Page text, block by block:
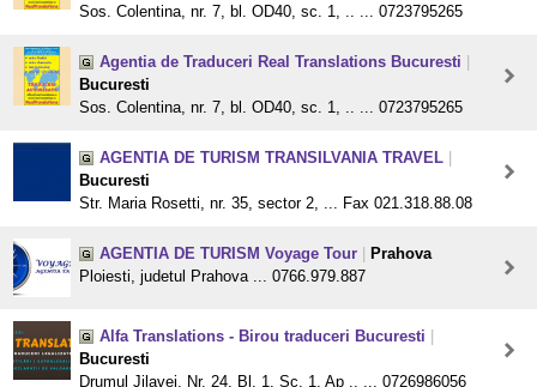
Sos. Colentina, nr. 7, bl. OD40, sc. 1, .. ... 0723795265
Agentia de Traduceri Real Translations Bucuresti
Bucuresti
Sos. Colentina, nr. 7, bl. OD40, sc. 1, .. ... 0723795265
AGENTIA DE TURISM TRANSILVANIA TRAVEL
Bucuresti
Str. Maria Rosetti, nr. 35, sector 2, ... Fax 021.318.88.08
AGENTIA DE TURISM Voyage Tour
Prahova
Ploiesti, judetul Prahova ... 0766.979.887
Alfa Translations - Birou traduceri Bucuresti
Bucuresti
Drumul Jilavei, Nr. 24, Bl. 1, Sc. 1, Ap .. ... 0726986056